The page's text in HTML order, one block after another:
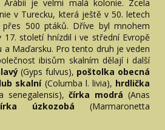
je velmi malá kolonie. Zcela
v Turecku, která ještě v 50. letech
500 ptáků. Dříve byl mnohem
století hnízdil i ve střední Evropě
a Maďarsku. Pro tento druh je veden
ibisům skalním dělají i další
(Gyps fulvus), poštolka obecná
skalní (Columba l. livia), hrdlička
senegalensis),čírka modrá(Anas
úzkozobá (Marmaronetta